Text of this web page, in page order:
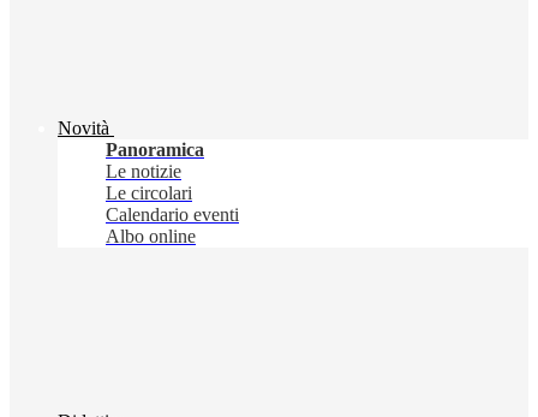
Novità
Panoramica
Le notizie
Le circolari
Calendario eventi
Albo online